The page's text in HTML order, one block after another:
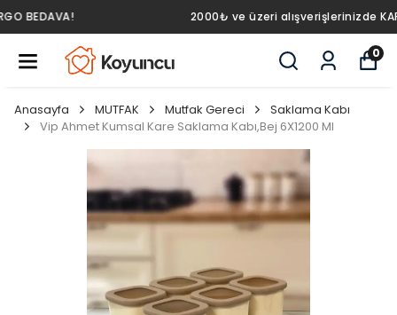
2000₺ ve üzeri alışverişlerinizde KARGO BEDAVA!
0
Anasayfa MUTFAK Mutfak Gereci
Saklama Kabı
Vip Ahmet Kumsal Kare Saklama Kabı,Bej 6X1200 Ml